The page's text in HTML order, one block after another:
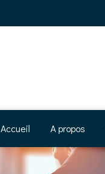
Accueil A propos